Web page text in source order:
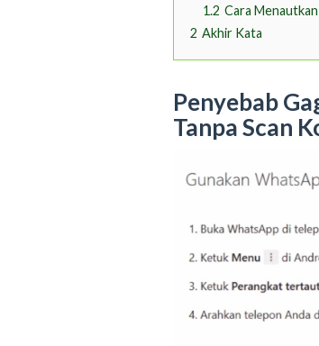
1.2 Cara
2 Akhir Kata
Penyebab
Tanpa Scan